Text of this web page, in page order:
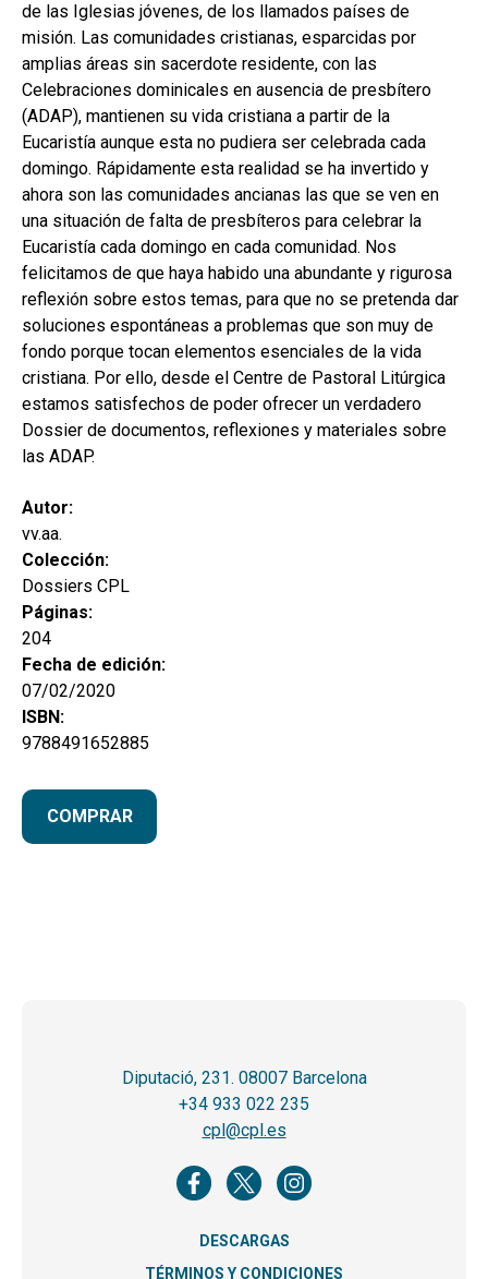
de las Iglesias jóvenes, de los llamados países de
misión. Las comunidades cristianas, esparcidas por
amplias áreas sin sacerdote residente, con las
Celebraciones dominicales en ausencia de presbítero
(ADAP), mantienen su vida cristiana a partir de la
Eucaristía aunque esta no pudiera ser celebrada cada
domingo. Rápidamente esta realidad se ha invertido y
ahora son las comunidades ancianas las que se ven en
una situación de falta de presbíteros para celebrar la
Eucaristía cada domingo en cada comunidad. Nos
felicitamos de que haya habido una abundante y rigurosa
reflexión sobre estos temas, para que no se pretenda dar
soluciones espontáneas a problemas que son muy de
fondo porque tocan elementos esenciales de la vida
cristiana. Por ello, desde el Centre de Pastoral Litúrgica
estamos satisfechos de poder ofrecer un verdadero
Dossier de documentos, reflexiones y materiales sobre
las ADAP.
Autor:
vv.aa.
Colección:
Dossiers CPL
Páginas:
204
Fecha de edición:
07/02/2020
ISBN:
9788491652885
COMPRAR
Diputació, 231. 08007 Barcelona
+34 933 022 235
cpl@cpl.es
DESCARGAS
TÉRMINOS Y CONDICIONES